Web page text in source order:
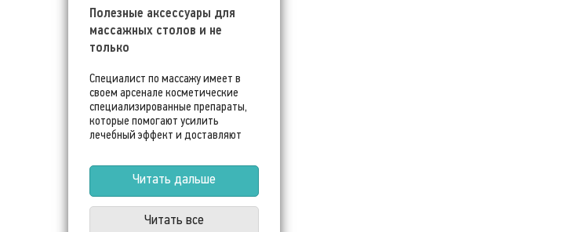
Полезные аксессуары для
массажных столов и не
только
Специалист по массажу имеет в
своем арсенале косметические
специализированные препараты,
которые помогают усилить
лечебный эффект и доставляют
Более подробно читайте в нашей
Читать дальше
Читать все